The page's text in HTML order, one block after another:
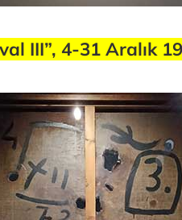
III”, 4-31 Aralık